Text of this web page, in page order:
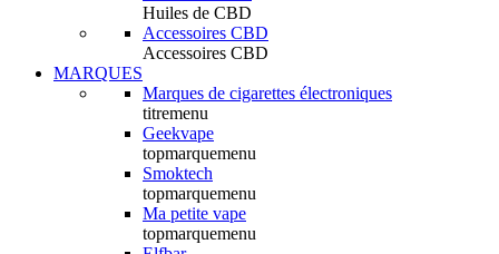
Huiles de CBD
Accessoires CBD
Accessoires CBD
MARQUES
Marques de cigarettes électroniques
titremenu
Geekvape
topmarquemenu
Smoktech
topmarquemenu
Ma petite vape
topmarquemenu